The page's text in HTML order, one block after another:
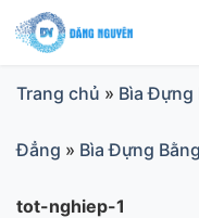
Skip
to
Trang chủ » Bìa Đựng
Đẳng » Bìa Đựng
tot-nghiep-1